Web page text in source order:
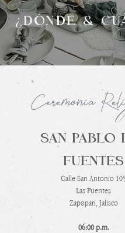
¿DÓNDE &
Ceremonia
SAN PABLO
FUENTES
Calle San Antonio
Las Fuentes
Zapopan, Jalisco
06:00 p.m.